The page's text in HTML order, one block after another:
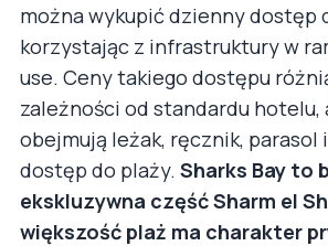
można wykupić dzienny dostęp
korzystając z infrastruktury w
use. Ceny takiego dostępu
zależności od standardu hotelu,
obejmują leżak, ręcznik,
dostęp do plaży. Sharks Bay to
ekskluzywna część Sharm el
większość plaż ma charakter